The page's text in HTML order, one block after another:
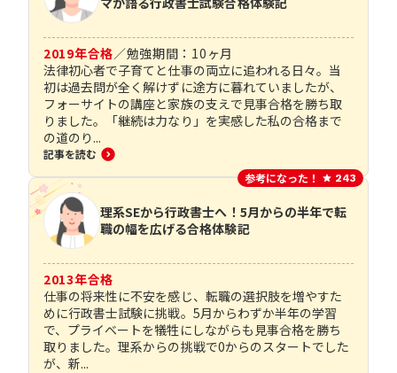
2019年合格／勉強期間： 10 ヶ月
法律初心者で子育てと仕事の両立に追われる日々。当
初は過去問が全く解けずに途方に暮れていましたが、
フォーサイトの講座と家族の支えで見事合格を勝ち取
りました。「継続は力なり」を実感した私の合格まで
の道のり...
記事を読む
参考になった！ 243
理系SEから行政書士へ！5月からの半年で転
職の幅を広げる合格体験記
2013年合格
仕事の将来性に不安を感じ、転職の選択肢を増やすた
めに行政書士試験に挑戦。5月からわずか半年の学習
で、プライベートを犠牲にしながらも見事合格を勝ち
取りました。理系からの挑戦で0からのスタートでした
が、新...